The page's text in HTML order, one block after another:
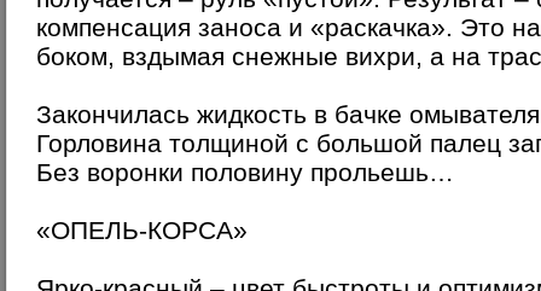
компенсация заноса и «раскачка». Это
боком, вздымая снежные вихри, а на
Закончилась жидкость в бачке
Горловина толщиной с большой палец
Без воронки половину прольешь…
«ОПЕЛЬ-КОРСА»